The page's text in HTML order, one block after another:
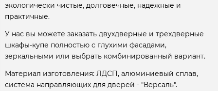
экологически чистые, долговечные, надежные и
практичные.
У нас вы можете заказать двухдверные и трехдверные
шкафы-купе полностью с глухими фасадами,
зеркальными или выбрать комбинированный вариант.
Материал изготовления: ЛДСП, алюминиевый сплав,
система направляющих для дверей - "Версаль".